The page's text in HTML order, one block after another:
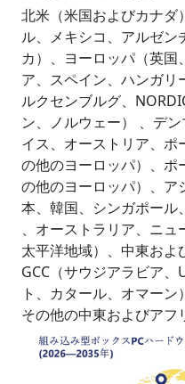
北米（米国およびカナダ
ル、メキシコ、アルゼン
カ）、ヨーロッパ（英国
ア、スペイン、ハンガ
ルクセンブルグ、
ン、ノルウェー） 、デ
イス、オーストリア、ポ
の他のヨーロッパ）、ポ
の他のヨーロッパ）、ア
本、韓国、シンガポール
、オーストラリア、ニ
太平洋地域）、中東およ
GCC（サウジアラビア
ト、カタール、オマーン
その他の中東およびアフ